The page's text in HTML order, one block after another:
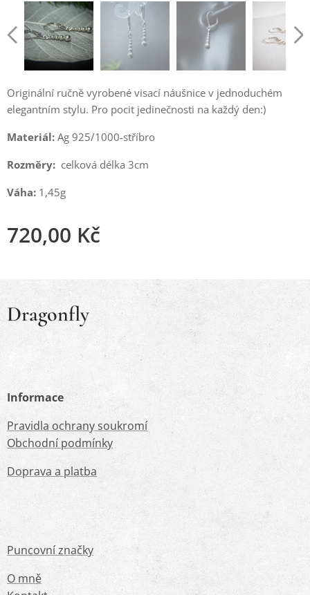
Originální ručně vyrobené visací náušnice v jednoduchém
elegantním stylu. Pro pocit jedinečnosti na každý den:)
Materiál: Ag 925/1000-stříbro
Rozměry: celková délka 3cm
Váha: 1,45g
720,00 Kč
Dragonfly
Informace
Pravidla ochrany soukromí
Obchodní podmínky
Doprava a platba
Puncovní značky
O mně